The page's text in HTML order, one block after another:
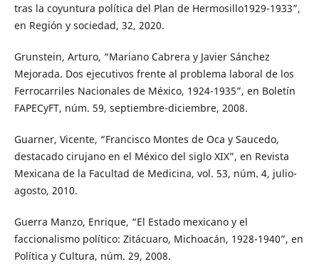
tras la coyuntura política del Plan de Hermosillo1929-1933”,
en Región y sociedad, 32, 2020.
Grunstein, Arturo, “Mariano Cabrera y Javier Sánchez
Mejorada. Dos ejecutivos frente al problema laboral de los
Ferrocarriles Nacionales de México, 1924-1935”, en Boletín
FAPECyFT, núm. 59, septiembre-diciembre, 2008.
Guarner, Vicente, “Francisco Montes de Oca y Saucedo,
destacado cirujano en el México del siglo XIX”, en Revista
Mexicana de la Facultad de Medicina, vol. 53, núm. 4, julio-
agosto, 2010.
Guerra Manzo, Enrique, “El Estado mexicano y el
faccionalismo político: Zitácuaro, Michoacán, 1928-1940”, en
Política y Cultura, núm. 29, 2008.